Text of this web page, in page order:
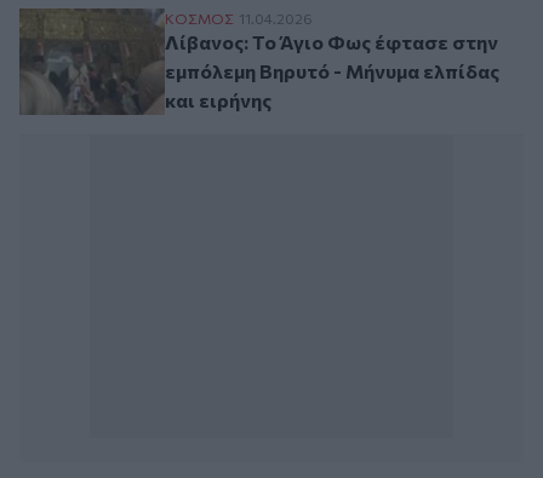
Λίβανος: Το Άγιο Φως έφτασε στην
ΚΟΣΜΟΣ 11.04.2026
Λίβανος: Το Άγιο Φως έφτασε στην
εμπόλεμη Βηρυτό - Μήνυμα ελπίδας
και ειρήνης